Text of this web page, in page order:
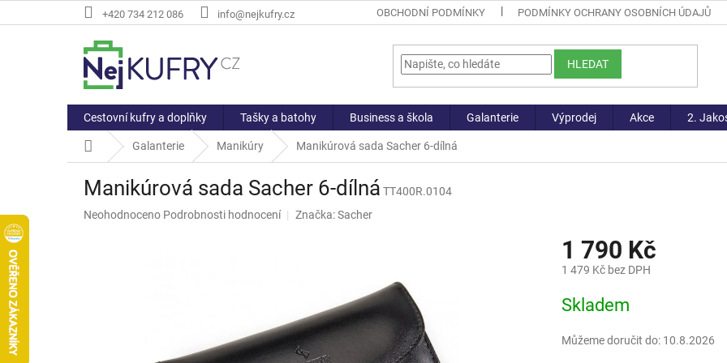
na
+420 734 212 086 info@nejkufry.cz OBCHODNÍ PODMÍNKY PODMÍNKY OCHRANY OSOBNÍCH ÚDAJŮ
HLEDAT
Cestovní kufry a doplňky Tašky a batohy Business a škola Galanterie Výprodej Akce 2.
Domů Galanterie Manikúry Manikúrová sada Sacher 6-dílná
Manikúrová sada Sacher 6-dílná TT400R.0104
Průměrné
Neohodnoceno Podrobnosti hodnocení Značka:Sacher
1 790 Kč
1 479 Kč bez DPH
cena:
Skladem
Můžeme doručit do: 10.8.2026